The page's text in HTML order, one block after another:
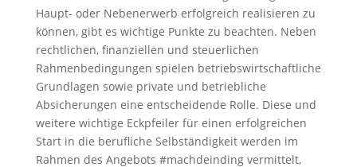
Haupt- oder Nebenerwerb erfolgreich realisieren zu
können, gibt es wichtige Punkte zu beachten. Neben
rechtlichen, finanziellen und steuerlichen
Rahmenbedingungen spielen betriebswirtschaftliche
Grundlagen sowie private und betriebliche
Absicherungen eine entscheidende Rolle. Diese und
weitere wichtige Eckpfeiler für einen erfolgreichen
Start in die berufliche Selbständigkeit werden im
Rahmen des Angebots #machdeinding vermittelt,